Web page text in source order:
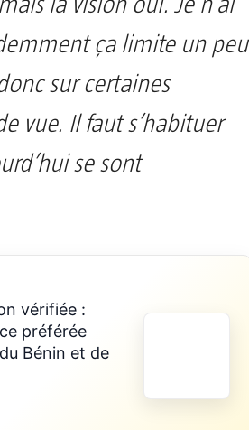
ça limite un peu
sur certaines
vue. Il faut s’habituer
se sont
vérifiée :
préférée
Bénin et de